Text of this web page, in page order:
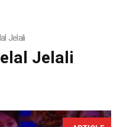
Jelali
Jelali